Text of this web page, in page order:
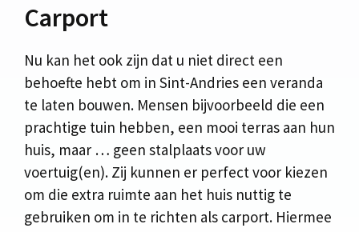
Carport
Nu kan het ook zijn dat u niet direct een
behoefte hebt om in Sint-Andries een veranda
te laten bouwen. Mensen bijvoorbeeld die een
prachtige tuin hebben, een mooi terras aan hun
huis, maar … geen stalplaats voor uw
voertuig(en). Zij kunnen er perfect voor kiezen
om die extra ruimte aan het huis nuttig te
gebruiken om in te richten als carport. Hiermee